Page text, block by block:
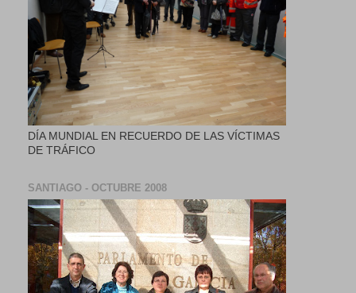
DÍA MUNDIAL EN RECUERDO DE LAS VÍCTIMAS
DE TRÁFICO
SANTIAGO - OCTUBRE 2008